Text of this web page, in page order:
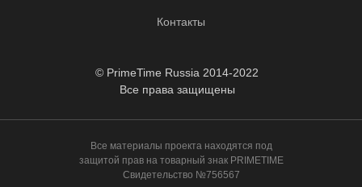
Контакты
© PrimeTime Russia 2014-2022
Все права защищены
Все материалы проекта находятся под
защитой прав на товарный знак PRIMETIME
Свидетельство №756567